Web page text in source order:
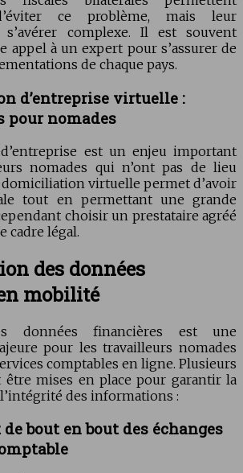
ce problème, mais leur
complexe. Il est souvent
appel à un expert pour s’assurer de
de chaque pays.
d’entreprise virtuelle :
pour nomades
est un enjeu important
nomades qui n’ont pas de lieu
domiciliation virtuelle permet d’avoir
tout en permettant une grande
choisir un prestataire agréé
cadre légal.
des données
mobilité
données financières est une
pour les travailleurs nomades
comptables en ligne. Plusieurs
être mises en place pour garantir la
des informations :
bout en bout des échanges